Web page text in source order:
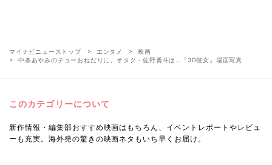
マイナビニューストップ エンタメ
映画
中条あやみのチューおねだりに、オタク・佐野勇斗は…『3D彼女』場面写真
このカテゴリーについて
新作情報・編集部おすすめ映画はもちろん、イベントレポートやレビュ
ーも充実。海外発の驚きの映画ネタもいち早くお届け。